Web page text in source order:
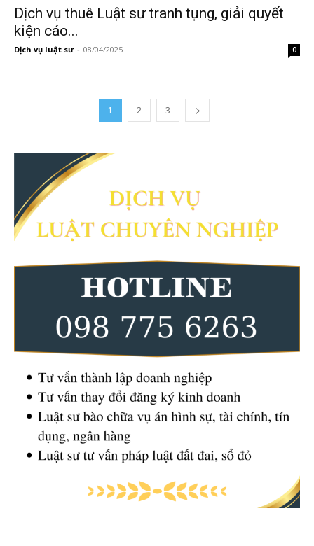
Dịch vụ thuê Luật sư tranh tụng, giải quyết
kiện cáo...
Dịch vụ luật sư - 08/04/2025 0
1 2 3